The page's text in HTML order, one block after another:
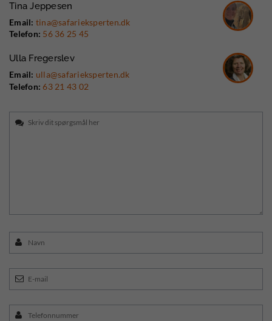
Tina Jeppesen
Email: tina@safarieksperten.dk
Telefon: 56 36 25 45
Ulla Fregerslev
Email: ulla@safarieksperten.dk
Telefon: 63 21 43 02